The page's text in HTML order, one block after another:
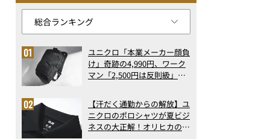
ユニクロ「本業メーカー顔負
け」奇跡の4,990円、ワーク
マン「2,500円は反則級」凄
ト3】（2026年6月版）
【汗だく通勤からの解放】ユ
ニクロのポロシャツが夏ビジ
ネスの大正解！オリヒカの透